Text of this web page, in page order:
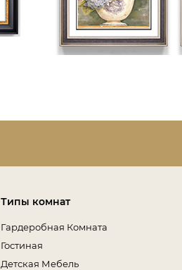
Типы комнат
Гардеробная Комната
Гостиная
Детская Мебель